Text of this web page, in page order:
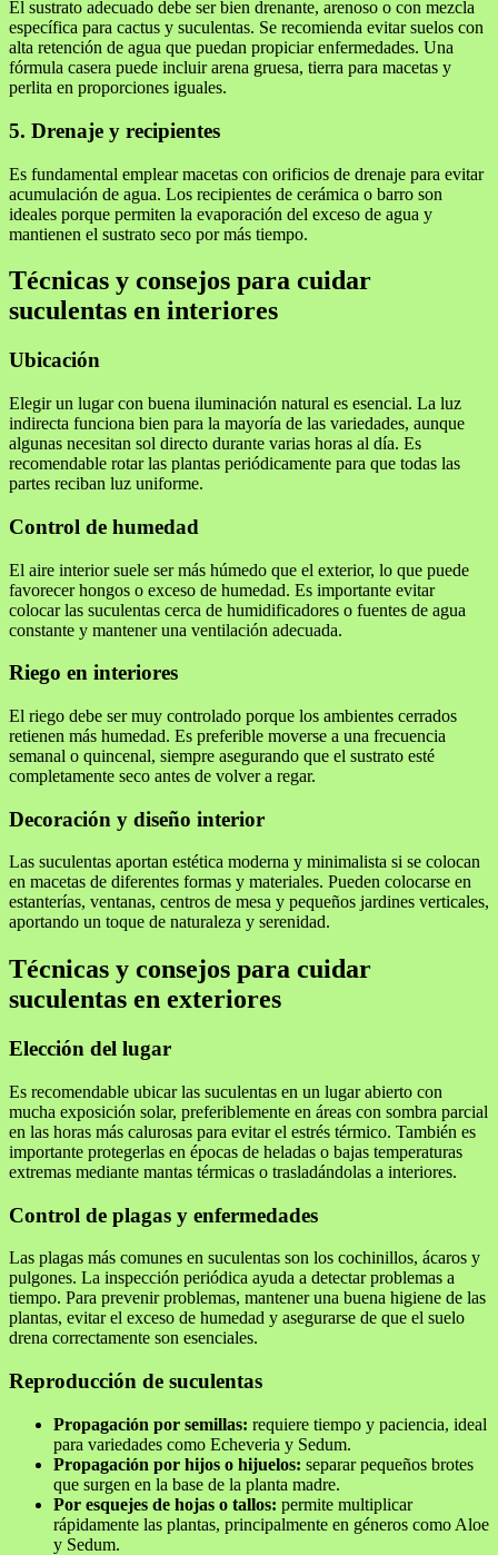
El sustrato adecuado debe ser bien drenante, arenoso o con mezcla
específica para cactus y suculentas. Se recomienda evitar suelos con
alta retención de agua que puedan propiciar enfermedades. Una
fórmula casera puede incluir arena gruesa, tierra para macetas y
perlita en proporciones iguales.
5. Drenaje y recipientes
Es fundamental emplear macetas con orificios de drenaje para evitar
acumulación de agua. Los recipientes de cerámica o barro son
ideales porque permiten la evaporación del exceso de agua y
mantienen el sustrato seco por más tiempo.
Técnicas y consejos para cuidar
suculentas en interiores
Ubicación
Elegir un lugar con buena iluminación natural es esencial. La luz
indirecta funciona bien para la mayoría de las variedades, aunque
algunas necesitan sol directo durante varias horas al día. Es
recomendable rotar las plantas periódicamente para que todas las
partes reciban luz uniforme.
Control de humedad
El aire interior suele ser más húmedo que el exterior, lo que puede
favorecer hongos o exceso de humedad. Es importante evitar
colocar las suculentas cerca de humidificadores o fuentes de agua
constante y mantener una ventilación adecuada.
Riego en interiores
El riego debe ser muy controlado porque los ambientes cerrados
retienen más humedad. Es preferible moverse a una frecuencia
semanal o quincenal, siempre asegurando que el sustrato esté
completamente seco antes de volver a regar.
Decoración y diseño interior
Las suculentas aportan estética moderna y minimalista si se colocan
en macetas de diferentes formas y materiales. Pueden colocarse en
estanterías, ventanas, centros de mesa y pequeños jardines verticales,
aportando un toque de naturaleza y serenidad.
Técnicas y consejos para cuidar
suculentas en exteriores
Elección del lugar
Es recomendable ubicar las suculentas en un lugar abierto con
mucha exposición solar, preferiblemente en áreas con sombra parcial
en las horas más calurosas para evitar el estrés térmico. También es
importante protegerlas en épocas de heladas o bajas temperaturas
extremas mediante mantas térmicas o trasladándolas a interiores.
Control de plagas y enfermedades
Las plagas más comunes en suculentas son los cochinillos, ácaros y
pulgones. La inspección periódica ayuda a detectar problemas a
tiempo. Para prevenir problemas, mantener una buena higiene de las
plantas, evitar el exceso de humedad y asegurarse de que el suelo
drena correctamente son esenciales.
Reproducción de suculentas
Propagación por semillas: requiere tiempo y paciencia, ideal
para variedades como Echeveria y Sedum.
Propagación por hijos o hijuelos: separar pequeños brotes
que surgen en la base de la planta madre.
Por esquejes de hojas o tallos: permite multiplicar
rápidamente las plantas, principalmente en géneros como Aloe
y Sedum.